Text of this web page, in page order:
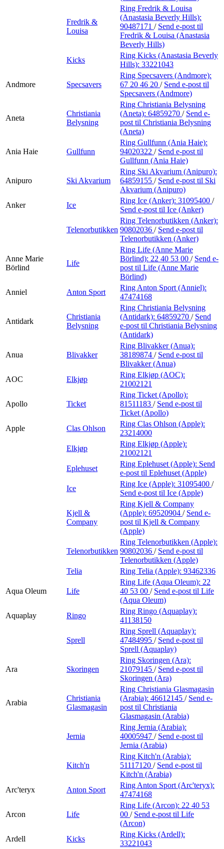
Fredrik &
Louisa
Ring Fredrik & Louisa
(Anastasia Beverly Hills):
90487171 / Send e-post til
Fredrik & Louisa (Anastasia
Beverly Hills)
Kicks
Ring Kicks (Anastasia Beverly
Hills): 33221043
Andmore Specsavers
Ring Specsavers (Andmore):
67 20 46 20 / Send e-post til
Specsavers (Andmore)
Aneta
Christiania
Belysning
Ring Christiania Belysning
(Aneta): 64859270 / Send e-
post til Christiania Belysning
(Aneta)
Ania Haie Gullfunn
Ring Gullfunn (Ania Haie):
94020322 / Send e-post til
Gullfunn (Ania Haie)
Anipuro Ski Akvarium
Ring Ski Akvarium (Anipuro):
64859155 / Send e-post til Ski
Akvarium (Anipuro)
Anker
Ice
Ring Ice (Anker): 31095400 /
Send e-post til Ice (Anker)
Telenorbutikken
Ring Telenorbutikken (Anker):
90802036 / Send e-post til
Telenorbutikken (Anker)
Anne Marie
Börlind
Life
Ring Life (Anne Marie
Börlind): 22 40 53 00 / Send e-
post til Life (Anne Marie
Börlind)
Anniel
Anton Sport
Ring Anton Sport (Anniel):
47474168
Antidark
Christiania
Belysning
Ring Christiania Belysning
(Antidark): 64859270 / Send
e-post til Christiania Belysning
(Antidark)
Anua Blivakker
Ring Blivakker (Anua):
38189874 / Send e-post til
Blivakker (Anua)
AOC
Elkjøp
Ring Elkjøp (AOC):
21002121
Apollo Ticket
Ring Ticket (Apollo):
81511183 / Send e-post til
Ticket (Apollo)
Apple
Clas Ohlson
Ring Clas Ohlson (Apple):
23214000
Elkjøp
Ring Elkjøp (Apple):
21002121
Eplehuset
Ring Eplehuset (Apple): Send
e-post til Eplehuset (Apple)
Ice
Ring Ice (Apple): 31095400 /
Send e-post til Ice (Apple)
Kjell &
Company
Ring Kjell & Company
(Apple): 69520904 / Send e-
post til Kjell & Company
(Apple)
Telenorbutikken
Ring Telenorbutikken (Apple):
90802036 / Send e-post til
Telenorbutikken (Apple)
Telia
Ring Telia (Apple): 93462336
Aqua Oleum Life
Ring Life (Aqua Oleum): 22
40 53 00 / Send e-post til Life
(Aqua Oleum)
Aquaplay
Ringo
Ring Ringo (Aquaplay):
41138150
Sprell
Ring Sprell (Aquaplay):
47484995 / Send e-post til
Sprell (Aquaplay)
Ara Skoringen
Ring Skoringen (Ara):
21079145 / Send e-post til
Skoringen (Ara)
Arabia
Christiania
Glasmagasin
Ring Christiania Glasmagasin
(Arabia): 46612145 / Send e-
post til Christiania
Glasmagasin (Arabia)
Jernia
Ring Jernia (Arabia):
40005947 / Send e-post til
Jernia (Arabia)
Kitch'n
Ring Kitch'n (Arabia):
51117120 / Send e-post til
Kitch'n (Arabia)
Arc'teryx
Anton Sport
Ring Anton Sport (Arc'teryx):
47474168
Arcon Life
Ring Life (Arcon): 22 40 53
00 / Send e-post til Life
(Arcon)
Ardell
Kicks
Ring Kicks (Ardell):
33221043